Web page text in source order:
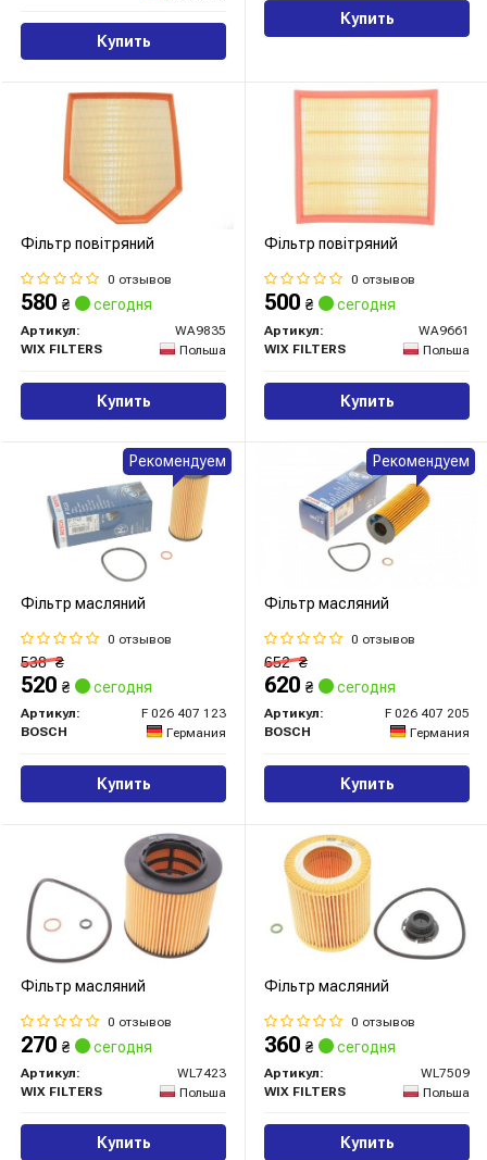
Купить
Купить
Фільтр повітряний
0 отзывов
580 ₴ сегодня
Артикул:
WA9835
WIX FILTERS
Польша
Купить
Фільтр повітряний
0 отзывов
500 ₴ сегодня
Артикул:
WA9661
WIX FILTERS
Польша
Купить
Фільтр масляний
0 отзывов
538₴
520 ₴ сегодня
Артикул:
F 026 407 123
BOSCH
Германия
Купить
Рекомендуем
Фільтр масляний
0 отзывов
652₴
620 ₴ сегодня
Артикул:
F 026 407 205
BOSCH
Германия
Купить
Рекомендуем
Фільтр масляний
0 отзывов
270 ₴ сегодня
Артикул:
WL7423
WIX FILTERS
Польша
Купить
Фільтр масляний
0 отзывов
360 ₴ сегодня
Артикул:
WL7509
WIX FILTERS
Польша
Купить